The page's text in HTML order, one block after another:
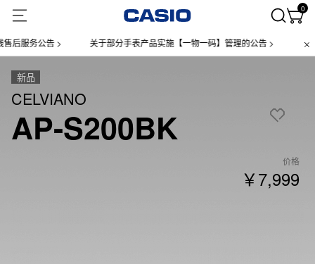
0
公告 > 关于部分手表产品实施【一物一码】管理的公告 > 微信小程
新品
CELVIANO
AP-S200BK
价格
￥7,999